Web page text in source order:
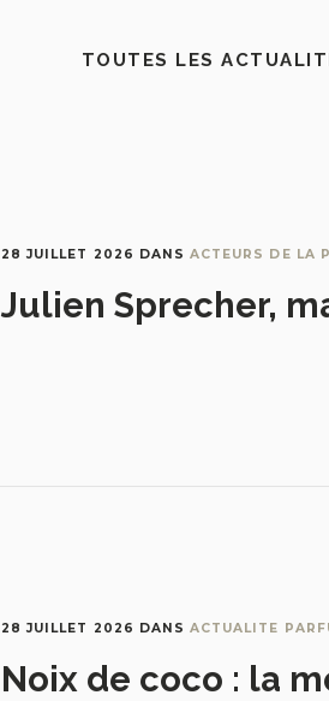
TOUTES LES
28 JUILLET 2026 DANSACTEURS DE LA
Julien Sprecher,
28 JUILLET 2026 DANSACTUALITE
Noix de coco : la